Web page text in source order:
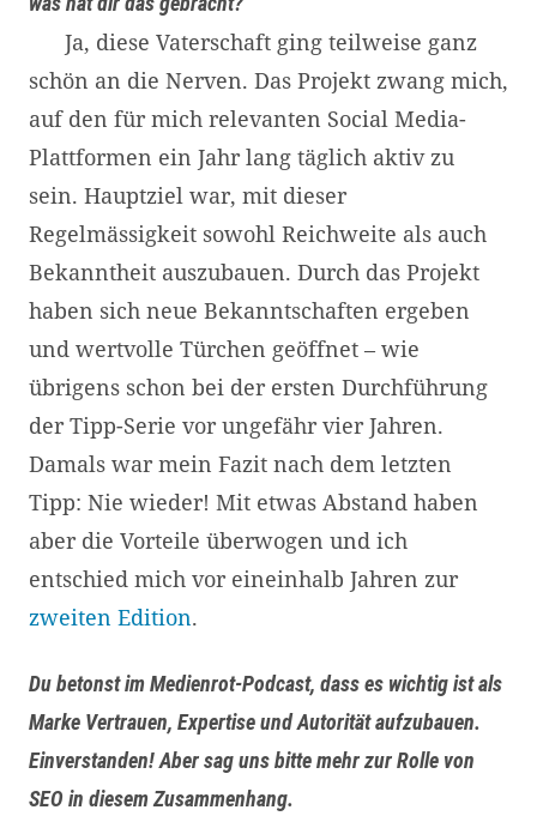
Ja, diese Vaterschaft ging teilweise ganz
schön an die Nerven. Das Projekt zwang mich,
auf den für mich relevanten Social Media-
Plattformen ein Jahr lang täglich aktiv zu
sein. Hauptziel war, mit dieser
Regelmässigkeit sowohl Reichweite als auch
Bekanntheit auszubauen. Durch das Projekt
haben sich neue Bekanntschaften ergeben
und wertvolle Türchen geöffnet – wie
übrigens schon bei der ersten Durchführung
der Tipp-Serie vor ungefähr vier Jahren.
Damals war mein Fazit nach dem letzten
Tipp: Nie wieder! Mit etwas Abstand haben
aber die Vorteile überwogen und ich
entschied mich vor eineinhalb Jahren zur
zweiten Edition.
Du betonst im Medienrot-Podcast, dass es wichtig ist als
Marke Vertrauen, Expertise und Autorität aufzubauen.
Einverstanden! Aber sag uns bitte mehr zur Rolle von
SEO in diesem Zusammenhang.